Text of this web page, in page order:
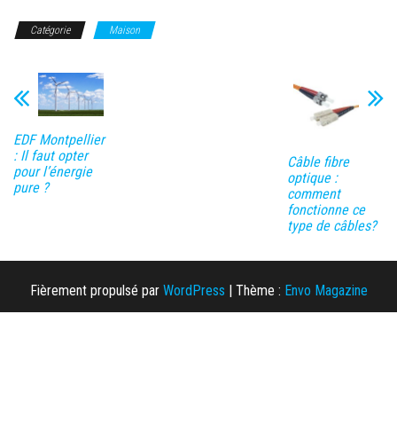
Catégorie Maison
EDF Montpellier
: Il faut opter
pour l’énergie
pure ?
Câble fibre
optique :
comment
fonctionne ce
type de câbles?
Fièrement propulsé par WordPress | Thème : Envo Magazine